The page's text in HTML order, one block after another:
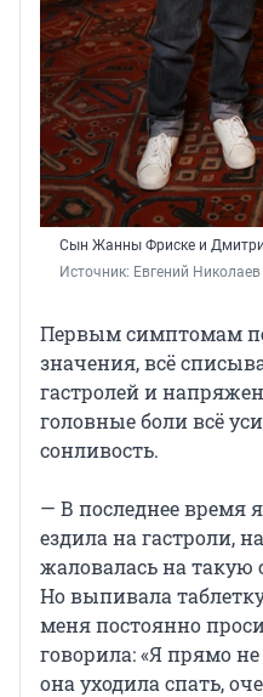
Сын Жанны Фриске и
Источник: Евгений
Первым симптомам
значения, всё
гастролей и
головные боли всё
сонливость.
— В последнее время
ездила на гастроли,
жаловалась на такую
Но выпивала
меня постоянно
говорила: «Я прямо
она уходила спать,